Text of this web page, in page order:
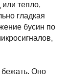
тепло,
гладкая
бусин по
бежать. Оно